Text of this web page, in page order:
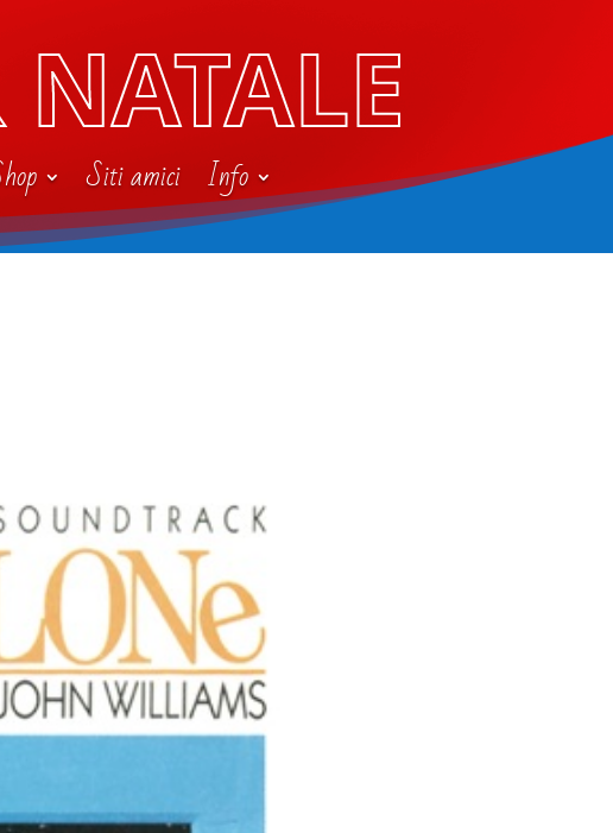
Siti amici Info